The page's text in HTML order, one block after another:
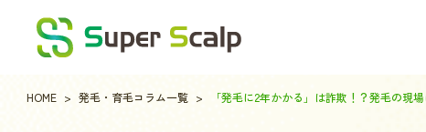
HOME 発毛・育毛コラム一覧 「発毛に2年かかる」は詐欺！？発毛の現